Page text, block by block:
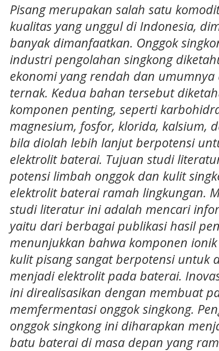
Pisang merupakan salah satu
kualitas yang unggul di Indonesia,
banyak dimanfaatkan. Onggok
industri pengolahan singkong
ekonomi yang rendah dan
ternak. Kedua bahan tersebut
komponen penting, seperti
magnesium, fosfor, klorida, kalsium,
bila diolah lebih lanjut berpotensi
elektrolit baterai. Tujuan studi
potensi limbah onggok dan kulit
elektrolit baterai ramah lingkungan.
studi literatur ini adalah mencari
yaitu dari berbagai publikasi hasil
menunjukkan bahwa komponen
kulit pisang sangat berpotensi untuk
menjadi elektrolit pada baterai.
ini direalisasikan dengan membuat
memfermentasi onggok singkong.
onggok singkong ini diharapkan
batu baterai di masa depan yang